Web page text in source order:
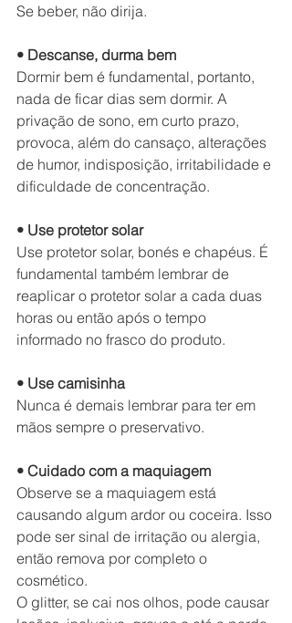
Se beber, não dirija.
• Descanse, durma bem
Dormir bem é fundamental, portanto,
nada de ficar dias sem dormir. A
privação de sono, em curto prazo,
provoca, além do cansaço, alterações
de humor, indisposição, irritabilidade e
dificuldade de concentração.
• Use protetor solar
Use protetor solar, bonés e chapéus. É
fundamental também lembrar de
reaplicar o protetor solar a cada duas
horas ou então após o tempo
informado no frasco do produto.
• Use camisinha
Nunca é demais lembrar para ter em
mãos sempre o preservativo.
• Cuidado com a maquiagem
Observe se a maquiagem está
causando algum ardor ou coceira. Isso
pode ser sinal de irritação ou alergia,
então remova por completo o
cosmético.
O glitter, se cai nos olhos, pode causar